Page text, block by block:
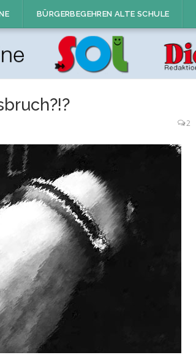
BÜRGERBEGEHREN ALTE SCHULE
2